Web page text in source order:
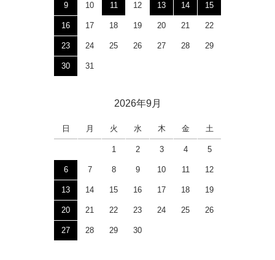
9 10 11 12 13 14 15
16 17 18 19 20 21 22
23 24 25 26 27 28 29
30 31
2026年9月
日 月 火 水 木 金 土
1 2 3 4 5
6 7 8 9 10 11 12
13 14 15 16 17 18 19
20 21 22 23 24 25 26
27 28 29 30